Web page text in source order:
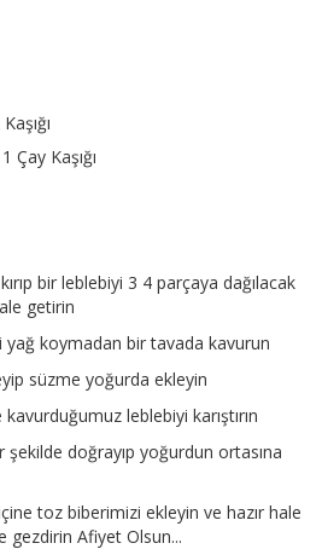
Çay Kaşığı
bir leblebiyi 3 4 parçaya dağılacak
getirin
yağ koymadan bir tavada kavurun
süzme yoğurda ekleyin
kavurduğumuz leblebiyi karıştırın
şekilde doğrayıp yoğurdun ortasına
toz biberimizi ekleyin ve hazır hale
gezdirin Afiyet Olsun...